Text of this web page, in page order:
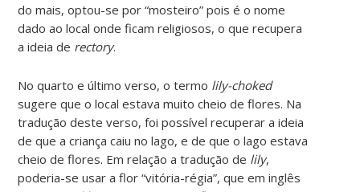
do mais, optou-se por “mosteiro” pois é o nome
dado ao local onde ficam religiosos, o que recupera
a ideia de rectory.
No quarto e último verso, o termo lily-choked
sugere que o local estava muito cheio de flores. Na
tradução deste verso, foi possível recuperar a ideia
de que a criança caiu no lago, e de que o lago estava
cheio de flores. Em relação a tradução de lily,
poderia-se usar a flor “vitória-régia”, que em inglês